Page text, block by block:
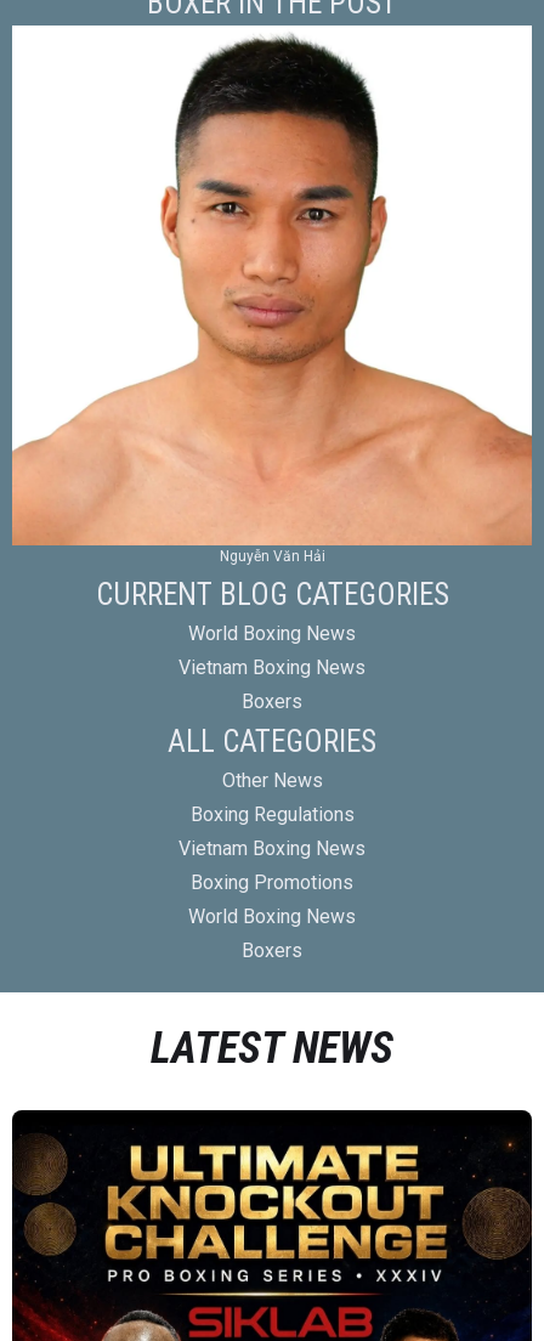
Nguyễn Văn Hải
CURRENT BLOG CATEGORIES
World Boxing News
Vietnam Boxing News
Boxers
ALL CATEGORIES
Other News
Boxing Regulations
Vietnam Boxing News
Boxing Promotions
World Boxing News
Boxers
LATEST NEWS